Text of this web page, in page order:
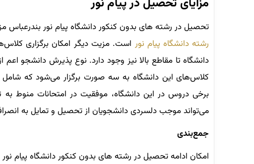
مزایای تحصیل در پیام نور
تحصیل در رشته های بدون کنکور دانشگاه پیام نور بندرعباس
رشته دانشگاه پیام نور است. مزیت دیگر امکان برگزاری
دانشگاه تا مقاطع بالا نیز وجود دارد. نوع پذیرش دانشجو
کلاس‌های این دانشگاه به سه صورت برگزار می‌شود که
برخی دروس در این دانشگاه، موفقیت در امتحانات منوط
می‌تواند موجب دلسردی دانشجویان از تحصیل و تمایل به
جمع‌بندی
امکان ادامه تحصیل در رشته های بدون کنکور دانشگاه